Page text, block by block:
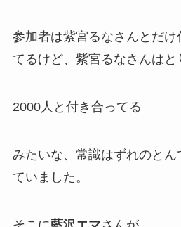
参加者は紫宮るなさんとだけ
てるけど、紫宮るなさんはと
2000人と付き合ってる
みたいな、常識はずれのとん
ていました。